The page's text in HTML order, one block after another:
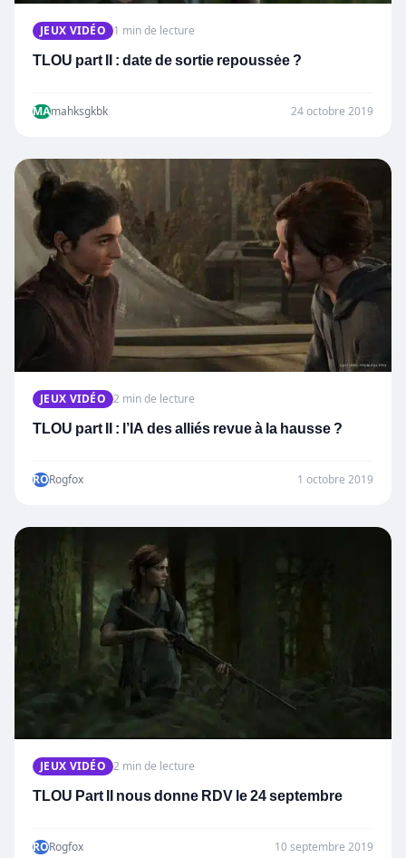
JEUX VIDÉO 1 min de lecture
TLOU part II : date de sortie repoussėe ?
MAmahksgkbk 24 octobre 2019
JEUX VIDÉO 2 min de lecture
TLOU part II : l’IA des alliés revue à la hausse ?
RORogfox 1 octobre 2019
JEUX VIDÉO 2 min de lecture
TLOU Part II nous donne RDV le 24 septembre
RORogfox 10 septembre 2019